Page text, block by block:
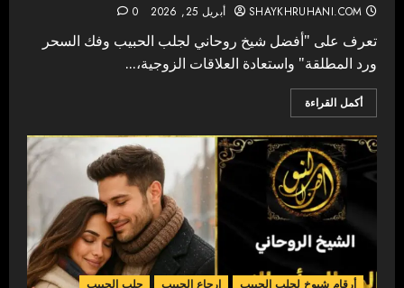
SHAYKHRUHANI.COM أبريل 25, 2026 0
تعرف على "أفضل شيخ روحاني لجلب الحبيب وفك السحر
ورد المطلقة" واستعادة العلاقات الزوجية،...
أكمل القراءة